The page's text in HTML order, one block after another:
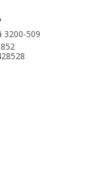
3200-509